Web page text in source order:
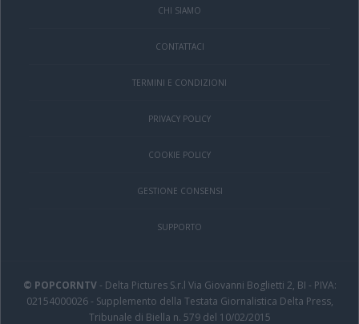
CHI SIAMO
CONTATTACI
TERMINI E CONDIZIONI
PRIVACY POLICY
COOKIE POLICY
GESTIONE CONSENSI
SUPPORTO
© POPCORNTV- Delta Pictures S.r.l Via Giovanni Boglietti 2, BI - PIVA:
02154000026 - Supplemento della Testata Giornalistica Delta Press,
Tribunale di Biella n. 579 del 10/02/2015